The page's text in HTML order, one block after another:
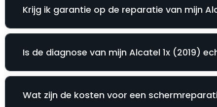
Krijg ik garantie op de reparatie van mijn
Is de diagnose van mijn Alcatel 1x (2019)
Wat zijn de kosten voor een